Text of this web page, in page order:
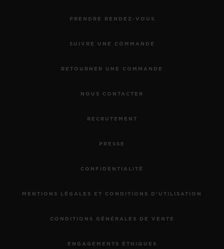
PRENDRE RENDEZ-VOUS
SUIVRE UNE COMMANDE
RETOURNER UNE COMMANDE
NOUS CONTACTER
RECRUTEMENT
PRESSE
CONFIDENTIALITÉ
MENTIONS LÉGALES ET CONDITIONS D'UTILISATION
CONDITIONS GÉNÉRALES DE VENTE
ENGAGEMENTS ÉTHIQUES